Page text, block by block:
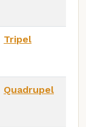
Tripel
Quadrupel